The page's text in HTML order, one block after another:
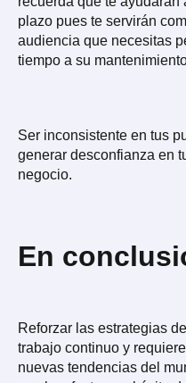
plazo pues te servirán
audiencia que necesitas
tiempo a su
Ser inconsistente en tus
generar desconfianza en
negocio.
En
Reforzar las estrategias
trabajo continuo y
nuevas tendencias del